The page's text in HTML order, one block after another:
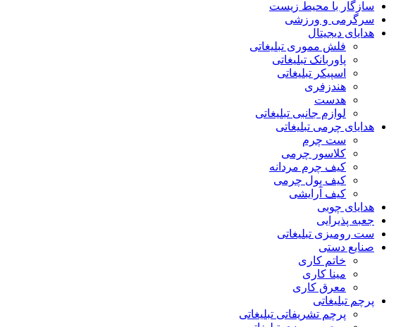
سازگار با محیط زیست
سرگرمی و ورزشی
هدایای دیجیتال
فلش مموری تبلیغاتی
پاوربانک تبلیغاتی
اسپیکر تبلیغاتی
هندزفری
هدست
لوازم جانبی تبلیغاتی
هدایای چرمی تبلیغاتی
ست چرم
کلاسور چرمی
کیف چرم مردانه
کیف پول چرمی
کیف آرایشی
هدایای چوبی
جعبه پذیرایی
ست رومیزی تبلیغاتی
صنایع دستی
خاتم کاری
مینا کاری
معرق کاری
پرچم تبلیغاتی
پرچم تشریفاتی تبلیغاتی